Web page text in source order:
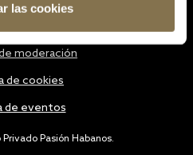
las cookies
Pasión Habanos.
moderación
de cookies
de eventos